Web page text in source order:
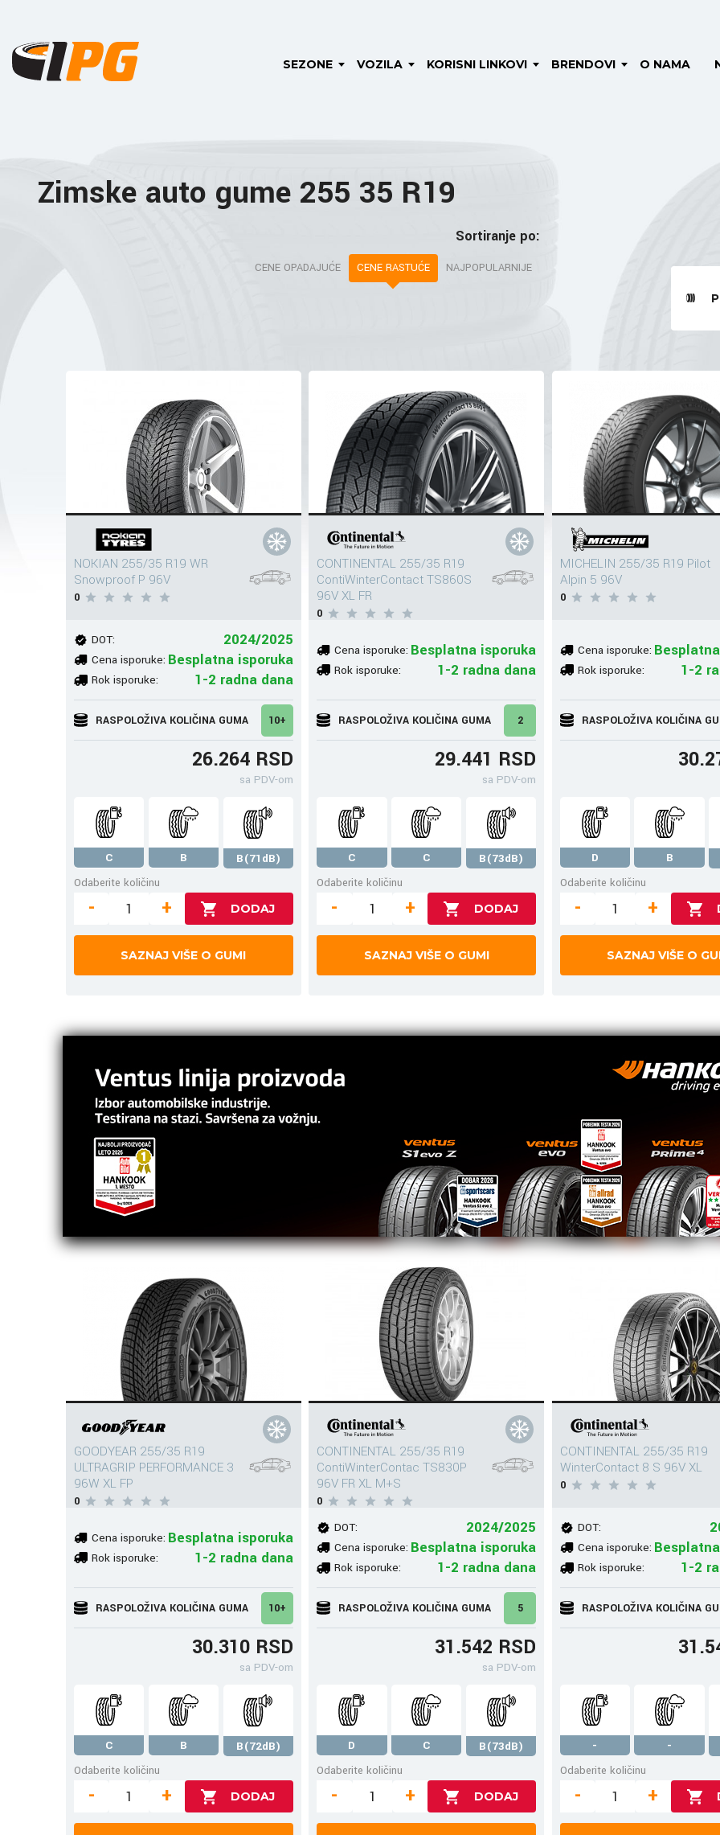
SEZONE VOZILA KORISNI LINKOVI BRENDOVI O NAMA
Zimske auto gume 255 35 R19
Sortiranje po:
CENE OPADAJUĆE CENE RASTUĆE NAJPOPULARNIJE
NOKIAN 255/35 R19 WR
Snowproof P 96V
0
DOT: 2024/2025
Cena isporuke: Besplatna isporuka
Rok isporuke: 1-2 radna dana
RASPOLOŽIVA KOLIČINA GUMA 10+
26.264 RSD
sa PDV-om
C B
B(71dB)
Odaberite količinu
- +
SAZNAJ VIŠE O GUMI
CONTINENTAL 255/35 R19
ContiWinterContact TS860S
96V XL FR
0
Cena isporuke: Besplatna isporuka
Rok isporuke: 1-2 radna dana
RASPOLOŽIVA KOLIČINA GUMA 2
29.441 RSD
sa PDV-om
C C
B(73dB)
Odaberite količinu
- +
SAZNAJ VIŠE O GUMI
MICHELIN 255/35 R19 Pilot
Alpin 5 96V
0
Cena isporuke:
Rok isporuke: 1-2
RASPOLOŽIVA KOLIČINA
D
B
Odaberite količinu
- +
SAZNAJ VIŠE O
GOODYEAR 255/35 R19
ULTRAGRIP PERFORMANCE 3
96W XL FP
0
Cena isporuke: Besplatna isporuka
Rok isporuke: 1-2 radna dana
RASPOLOŽIVA KOLIČINA GUMA 10+
30.310 RSD
sa PDV-om
C B
B(72dB)
Odaberite količinu
- +
CONTINENTAL 255/35 R19
ContiWinterContac TS830P
96V FR XL M+S
0
DOT: 2024/2025
Cena isporuke: Besplatna isporuka
Rok isporuke: 1-2 radna dana
RASPOLOŽIVA KOLIČINA GUMA 5
31.542 RSD
sa PDV-om
D C
B(73dB)
Odaberite količinu
- +
CONTINENTAL 255/35 R19
WinterContact 8 S 96V XL
0
DOT:
Cena isporuke:
Rok isporuke: 1-2
RASPOLOŽIVA KOLIČINA
-
-
Odaberite količinu
- +